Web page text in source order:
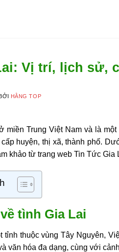
Vị trí, lịch sử,
BỞI HẰNG TOP
miền Trung Việt Nam và là
huyện, thị xã, thành phố.
khảo từ trang web Tin Tức Gia
tình Gia Lai
tỉnh thuộc vùng Tây Nguyên,
văn hóa đa dạng, cùng với